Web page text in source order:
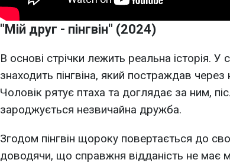
"Мій друг - пінгвін" (2024)
В основі стрічки лежить реальна історія. У
знаходить пінгвіна, який постраждав
Чоловік рятує птаха та доглядає за ним,
зароджується незвичайна дружба.
Згодом пінгвін щороку повертається до
доводячи, що справжня відданість не має